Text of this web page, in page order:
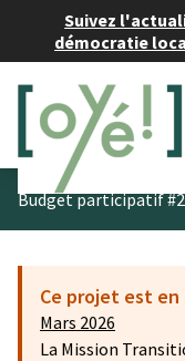
Suivez
démocratie
Budget participatif #2
Ce projet est
Mars 2026
La Mission